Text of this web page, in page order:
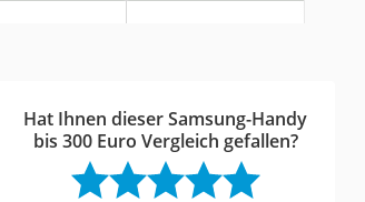
Hat Ihnen dieser Samsung-Handy
bis 300 Euro Vergleich gefallen?